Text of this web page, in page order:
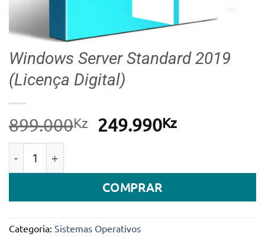
Windows Server Standard 2019
(Licença Digital)
899.000Kz
O
era:
899.000Kz.
249.990KzO
é:
COMPRAR
Categoria: Sistemas Operativos